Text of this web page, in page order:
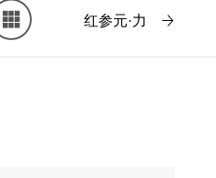
红参元·力